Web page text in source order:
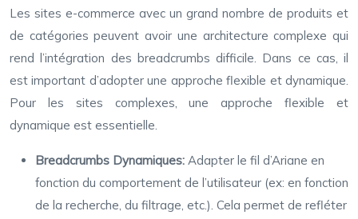
Les sites e-commerce avec un grand nombre de produits et
de catégories peuvent avoir une architecture complexe qui
rend l’intégration des breadcrumbs difficile. Dans ce cas, il
est important d’adopter une approche flexible et dynamique.
Pour les sites complexes, une approche flexible et
dynamique est essentielle.
Breadcrumbs Dynamiques: Adapter le fil d’Ariane en
fonction du comportement de l’utilisateur (ex: en fonction
de la recherche, du filtrage, etc.). Cela permet de refléter